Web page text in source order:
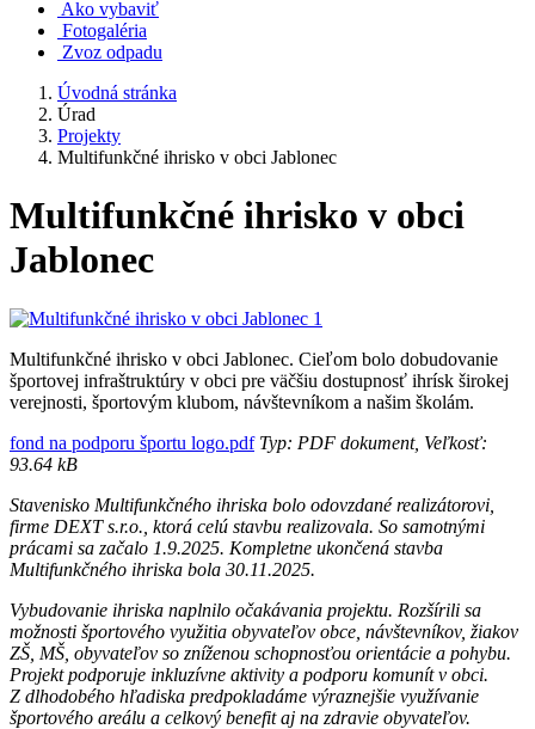
Ako vybaviť
Fotogaléria
Zvoz odpadu
Úvodná stránka
Úrad
Projekty
Multifunkčné ihrisko v obci Jablonec
Multifunkčné ihrisko v obci
Jablonec
Multifunkčné ihrisko v obci Jablonec. Cieľom bolo dobudovanie
športovej infraštruktúry v obci pre väčšiu dostupnosť ihrísk širokej
verejnosti, športovým klubom, návštevníkom a našim školám.
fond na podporu športu logo.pdfTyp: PDF dokument, Veľkosť:
93.64 kB
Stavenisko Multifunkčného ihriska bolo odovzdané realizátorovi,
firme DEXT s.r.o., ktorá celú stavbu realizovala. So samotnými
prácami sa začalo 1.9.2025. Kompletne ukončená stavba
Multifunkčného ihriska bola 30.11.2025.
Vybudovanie ihriska naplnilo očakávania projektu. Rozšírili sa
možnosti športového využitia obyvateľov obce, návštevníkov, žiakov
ZŠ, MŠ, obyvateľov so zníženou schopnosťou orientácie a pohybu.
Projekt podporuje inkluzívne aktivity a podporu komunít v obci.
Z dlhodobého hľadiska predpokladáme výraznejšie využívanie
športového areálu a celkový benefit aj na zdravie obyvateľov.